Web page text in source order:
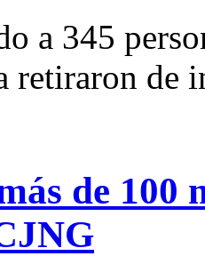
a 345
retiraron de
de 100